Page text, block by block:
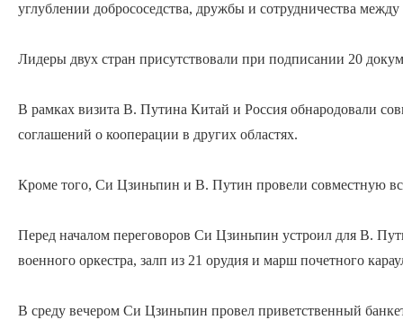
углублении добрососедства, дружбы и сотрудничества
Лидеры двух стран присутствовали при подписании 20
В рамках визита В. Путина Китай и Россия обнародовали
соглашений о кооперации в других областях.
Кроме того, Си Цзиньпин и В. Путин провели совместную
Перед началом переговоров Си Цзиньпин устроил для В.
военного оркестра, залп из 21 орудия и марш почетного
В среду вечером Си Цзиньпин провел приветственный